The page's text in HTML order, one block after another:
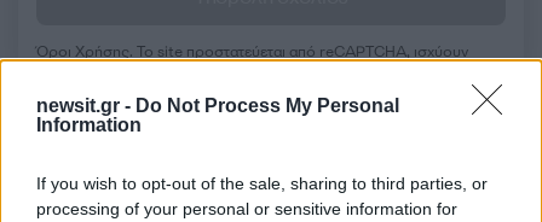
newsit.gr - Do Not Process My Personal
Information
If you wish to opt-out of the sale, sharing to third parties, or
processing of your personal or sensitive information for
Όροι Χρήσης. Το site προστατεύεται από reCAPTCHA, ισχύουν
Ελλάδα
Share: